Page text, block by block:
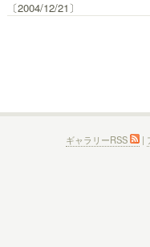
〔2004/12/21〕
ギャラリーRSS |